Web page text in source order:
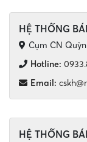
HỆ THỐNG
Cụm CN
Hotline:
Email:
HỆ THỐNG